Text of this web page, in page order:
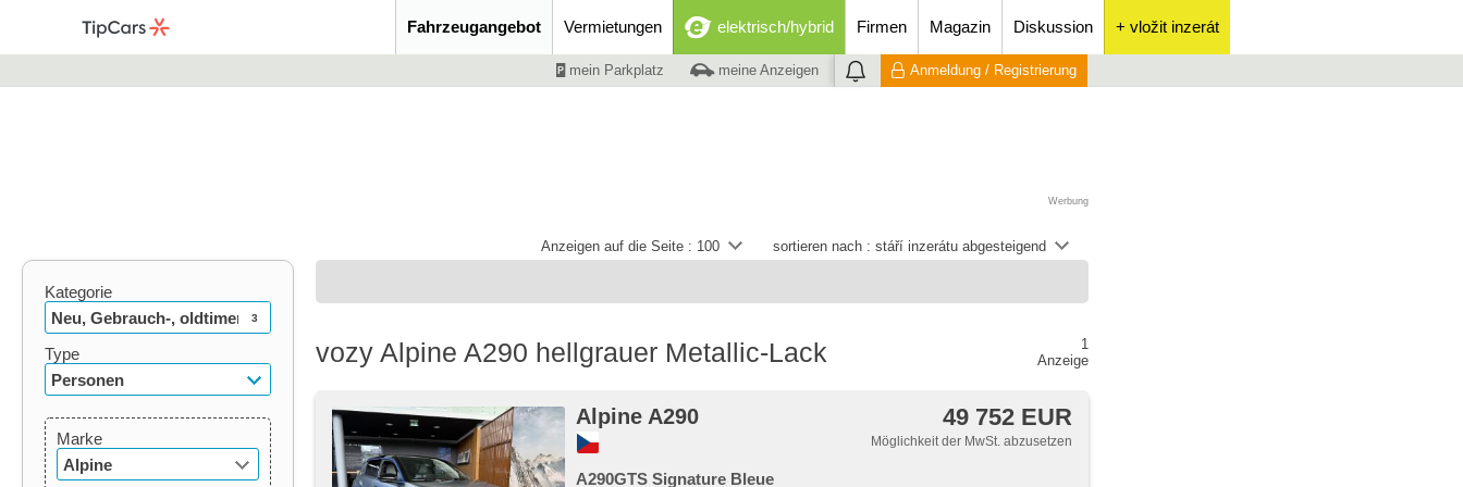
Fahrzeugangebot Vermietungen elektrisch/hybrid Firmen Magazin Diskussion + vložit inzerát
mein Parkplatz meine Anzeigen Anmeldung / Registrierung
Werbung
sortieren nach : stáří inzerátu abgesteigend
Anzeigen auf die Seite : 100
Kategorie
Neu, Gebrauch-, oldtimer
3
Type
Personen
Marke
Alpine
vozy Alpine A290 hellgrauer Metallic-Lack
1
Anzeige
Alpine A290 49 752 EUR
Möglichkeit der MwSt. abzusetzen
A290GTS Signature Bleue